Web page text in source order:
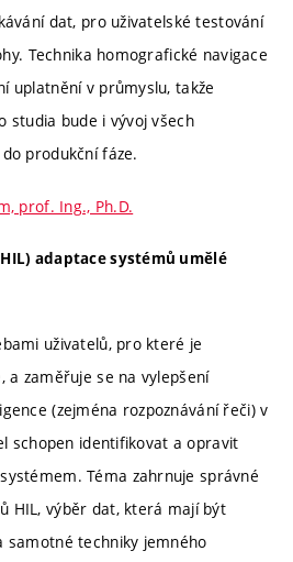
dat, pro uživatelské testování
Technika homografické navigace
uplatnění v průmyslu, takže
studia bude i vývoj všech
produkční fáze.
prof. Ing., Ph.D.
adaptace systémů umělé
uživatelů, pro které je
a zaměřuje se na vylepšení
(zejména rozpoznávání řeči) v
schopen identifikovat a opravit
Téma zahrnuje správné
HIL, výběr dat, která mají být
samotné techniky jemného